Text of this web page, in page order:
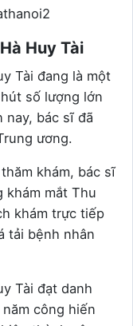
Huy Tài
Tài đang là một
số lượng lớn
nay, bác sĩ đã
ương.
khám, bác sĩ
khám mắt Thu
khám trực tiếp
tải bệnh nhân
Tài đạt danh
công hiến